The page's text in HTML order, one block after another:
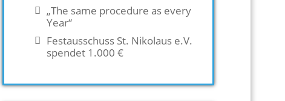
„The same procedure as every
Year“
Festausschuss St. Nikolaus e.V.
spendet 1.000 €